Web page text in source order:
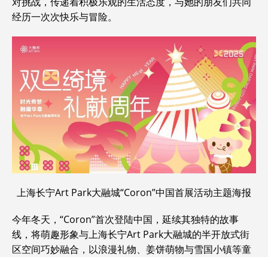
经历一次次快乐与冒险。
上海长宁Art Park大融城“Coron”中国首展活动主题海报
今年冬天，“Coron”首次登陆中国，延续其独特的故事
线，将萌趣形象与上海长宁Art Park大融城的半开放式街
区空间巧妙融合，以浪漫礼物、姜饼萌物与雪国小镇等童